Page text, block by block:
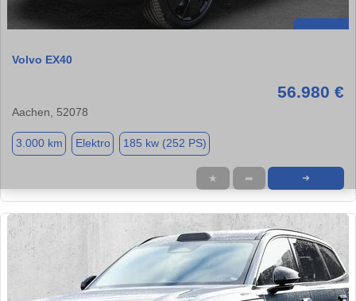
Volvo EX40
56.980 €
Aachen, 52078
3.000 km Elektro 185 kw (252 PS)
★ ➦ ➜